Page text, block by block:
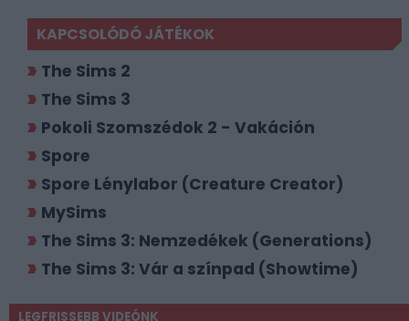
KAPCSOLÓDÓ JÁTÉKOK
The Sims 2
The Sims 3
Pokoli Szomszédok 2 - Vakáción
Spore
Spore Lénylabor (Creature Creator)
MySims
The Sims 3: Nemzedékek (Generations)
The Sims 3: Vár a színpad (Showtime)
LEGFRISSEBB VIDEÓNK